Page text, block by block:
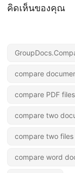
คิดเห็นของคุณ
compare
compare PDF files
compare two
compare two files
compare word